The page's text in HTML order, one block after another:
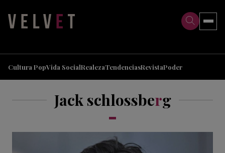
Cultura PopVida SocialRealezaTendenciasRevistaPoder
Jack schlossberg